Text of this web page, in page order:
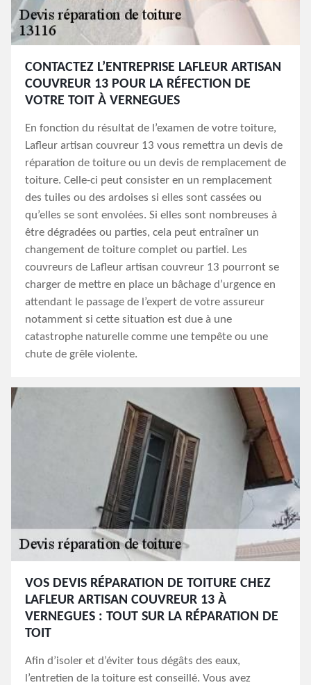
CONTACTEZ L’ENTREPRISE LAFLEUR ARTISAN
COUVREUR 13 POUR LA RÉFECTION DE
VOTRE TOIT À VERNEGUES
En fonction du résultat de l’examen de votre toiture,
Lafleur artisan couvreur 13 vous remettra un devis de
réparation de toiture ou un devis de remplacement de
toiture. Celle-ci peut consister en un remplacement
des tuiles ou des ardoises si elles sont cassées ou
qu’elles se sont envolées. Si elles sont nombreuses à
être dégradées ou parties, cela peut entraîner un
changement de toiture complet ou partiel. Les
couvreurs de Lafleur artisan couvreur 13 pourront se
charger de mettre en place un bâchage d’urgence en
attendant le passage de l’expert de votre assureur
notamment si cette situation est due à une
catastrophe naturelle comme une tempête ou une
chute de grêle violente.
VOS DEVIS RÉPARATION DE TOITURE CHEZ
LAFLEUR ARTISAN COUVREUR 13 À
VERNEGUES : TOUT SUR LA RÉPARATION DE
TOIT
Afin d’isoler et d’éviter tous dégâts des eaux,
l’entretien de la toiture est conseillé. Vous avez